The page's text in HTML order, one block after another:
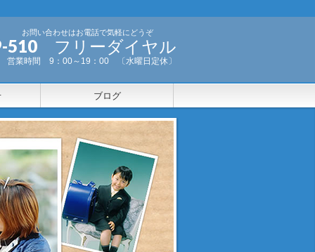
お問い合わせはお電話で気軽にどうぞ
510 フリーダイヤル
営業時間 9：00～19：00 〔水曜日定休〕
ブログ